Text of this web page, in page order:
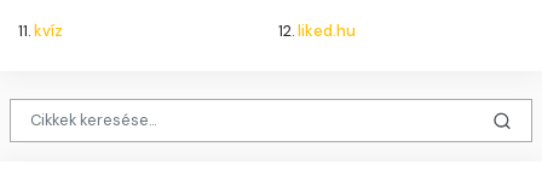
11.kvíz 12.liked.hu